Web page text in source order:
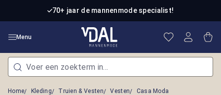
Ga naar de hoofdinhoud70+ jaar de mannenmode specialist!
Menu Je hebt 0
Home Kleding Truien & Vesten Vesten Casa Moda